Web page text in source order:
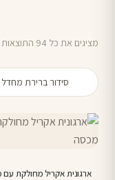
מציגים את כל ⁦94⁩ התוצאות
ארגונית אקריל מחולקת